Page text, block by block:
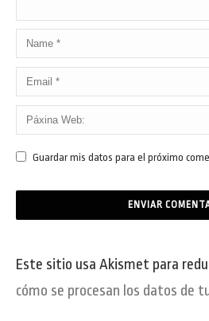
Guardar mis datos para el próximo
Este sitio usa Akismet para
cómo se procesan los datos de